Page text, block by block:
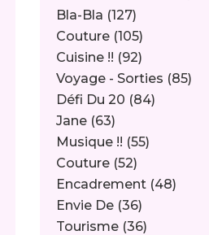
Bla-Bla (127)
Couture (105)
Cuisine !! (92)
Voyage - Sorties (85)
Défi Du 20 (84)
Jane (63)
Musique !! (55)
Couture (52)
Encadrement (48)
Envie De (36)
Tourisme (36)